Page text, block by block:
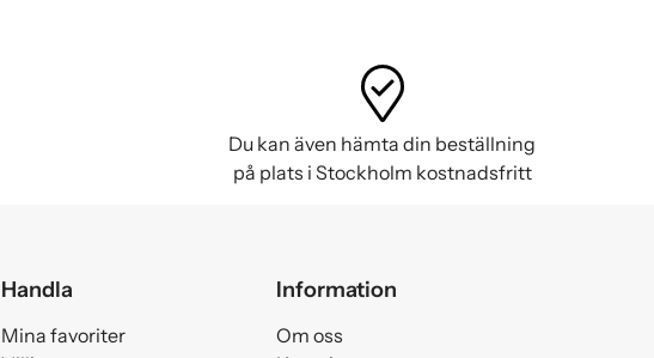
Du kan även hämta din beställning
på plats i Stockholm kostnadsfritt
Handla
Mina favoriter
Information
Om oss